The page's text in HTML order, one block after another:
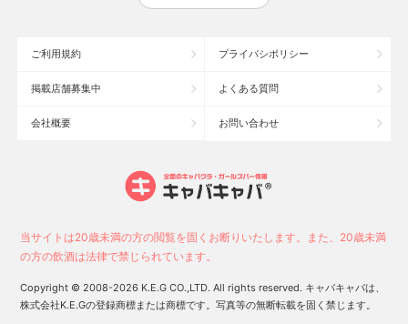
沖縄県
大宮のキャバクラ
六本木のキャバクラ
池袋駅（西口）のキャバクラ
長野市のキャバクラ
宇都宮市のキャバクラ
ご利用規約 プライバシポリシー
掲載店舗募集中 よくある質問
会社概要 お問い合わせ
当サイトは20歳未満の方の閲覧を固くお断りいたします。また、20歳未満
の方の飲酒は法律で禁じられています。
Copyright © 2008-2026 K.E.G CO.,LTD. All rights reserved. キャバキャバは、
株式会社K.E.Gの登録商標または商標です。写真等の無断転載を固く禁じます。